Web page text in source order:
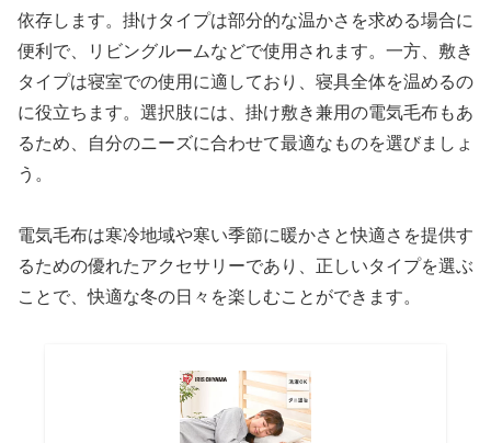
依存します。掛けタイプは部分的な温かさを求める場合に
便利で、リビングルームなどで使用されます。一方、敷き
タイプは寝室での使用に適しており、寝具全体を温めるの
に役立ちます。選択肢には、掛け敷き兼用の電気毛布もあ
るため、自分のニーズに合わせて最適なものを選びましょ
う。
電気毛布は寒冷地域や寒い季節に暖かさと快適さを提供す
るための優れたアクセサリーであり、正しいタイプを選ぶ
ことで、快適な冬の日々を楽しむことができます。